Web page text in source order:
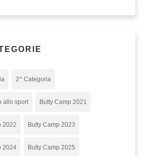
2^ Categoria
allo sport Butty Camp 2021
2022 Butty Camp 2023
2024 Butty Camp 2025